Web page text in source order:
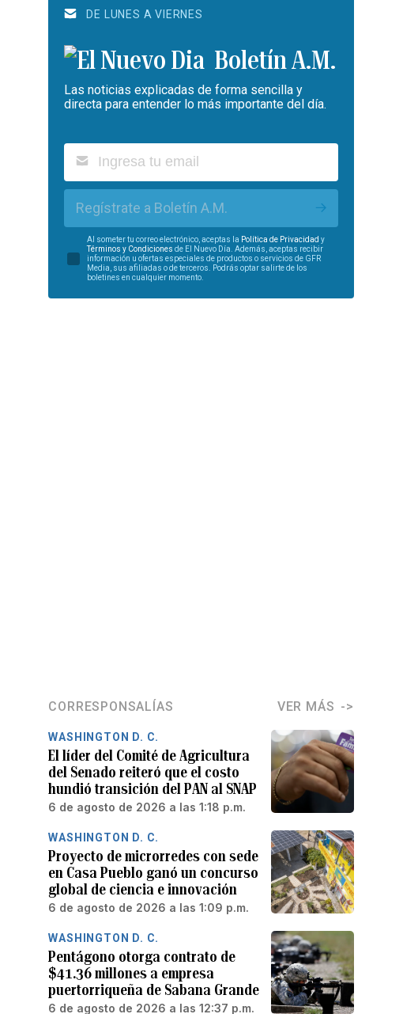
DE LUNES A VIERNES
Boletín A.M.
Las noticias explicadas de forma sencilla y
directa para entender lo más importante del día.
Regístrate a Boletín A.M.
Al someter tu correo electrónico, aceptas la Política de Privacidad y
Términos y Condiciones de El Nuevo Día. Además, aceptas recibir
información u ofertas especiales de productos o servicios de GFR
Media, sus afiliadas o de terceros. Podrás optar salirte de los
boletines en cualquier momento.
CORRESPONSALÍAS VER MÁS
WASHINGTON D. C.
El líder del Comité de Agricultura
del Senado reiteró que el costo
hundió transición del PAN al SNAP
6 de agosto de 2026 a las 1:18 p.m.
WASHINGTON D. C.
Proyecto de microrredes con sede
en Casa Pueblo ganó un concurso
global de ciencia e innovación
6 de agosto de 2026 a las 1:09 p.m.
WASHINGTON D. C.
Pentágono otorga contrato de
$41.36 millones a empresa
puertorriqueña de Sabana Grande
6 de agosto de 2026 a las 12:37 p.m.